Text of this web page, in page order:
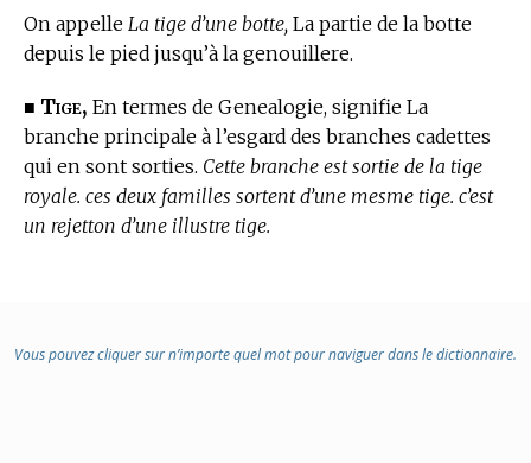
On appelle La tige d’une botte, La partie de la botte
depuis le pied jusqu’à la genouillere.
■ Tige, En termes de Genealogie, signifie La
branche principale à l’esgard des branches cadettes
qui en sont sorties. Cette branche est sortie de la tige
royale. ces deux familles sortent d’une mesme tige. c’est
un rejetton d’une illustre tige.
Vous pouvez cliquer sur n’importe quel mot pour naviguer dans le dictionnaire.